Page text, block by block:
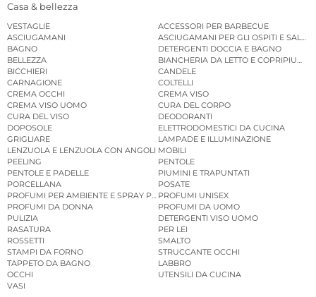
Casa & bellezza
VESTAGLIE
ACCESSORI PER BARBECUE
ASCIUGAMANI
ASCIUGAMANI PER GLI OSPITI E
BAGNO
DETERGENTI DOCCIA E BAGNO
BELLEZZA
BIANCHERIA DA LETTO E COPRIPIUMINI
BICCHIERI
CANDELE
CARNAGIONE
COLTELLI
CREMA OCCHI
CREMA VISO
CREMA VISO UOMO
CURA DEL CORPO
CURA DEL VISO
DEODORANTI
DOPOSOLE
ELETTRODOMESTICI DA CUCINA
GRIGLIARE
LAMPADE E ILLUMINAZIONE
LENZUOLA E LENZUOLA CON ANGOLI MOBILI
PEELING
PENTOLE
PENTOLE E PADELLE
PIUMINI E TRAPUNTATI
PORCELLANA
POSATE
PROFUMI PER AMBIENTE E SPRAY PER AMBIENTE
PROFUMI UNISEX
PROFUMI DA DONNA
PROFUMI DA UOMO
PULIZIA
DETERGENTI VISO UOMO
RASATURA
PER LEI
ROSSETTI
SMALTO
STAMPI DA FORNO
STRUCCANTE OCCHI
TAPPETO DA BAGNO
LABBRO
OCCHI
UTENSILI DA CUCINA
VASI